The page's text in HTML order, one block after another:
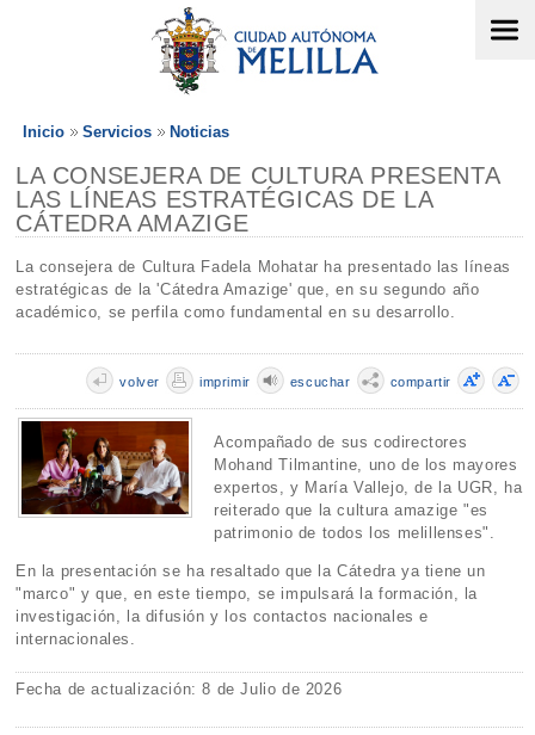
Inicio Servicios Noticias
LA CONSEJERA DE CULTURA PRESENTA
LAS LÍNEAS ESTRATÉGICAS DE LA
CÁTEDRA AMAZIGE
La consejera de Cultura Fadela Mohatar ha presentado las líneas
estratégicas de la 'Cátedra Amazige' que, en su segundo año
académico, se perfila como fundamental en su desarrollo.
compartir
escuchar
imprimir
volver
Acompañado de sus codirectores
Mohand Tilmantine, uno de los mayores
expertos, y María Vallejo, de la UGR, ha
reiterado que la cultura amazige "es
patrimonio de todos los melillenses".
En la presentación se ha resaltado que la Cátedra ya tiene un
"marco" y que, en este tiempo, se impulsará la formación, la
investigación, la difusión y los contactos nacionales e
internacionales.
Fecha de actualización: 8 de Julio de 2026